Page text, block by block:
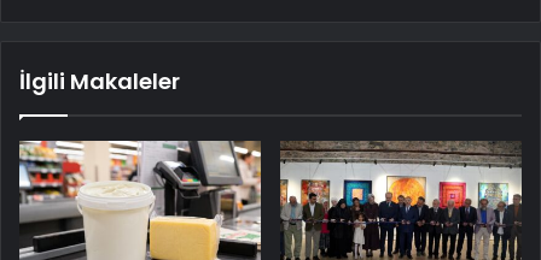
İlgili Makaleler